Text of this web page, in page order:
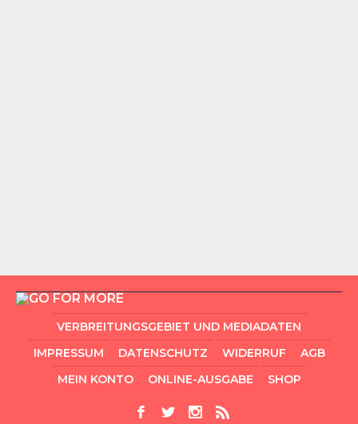
VERBREITUNGSGEBIET UND MEDIADATEN
IMPRESSUM
DATENSCHUTZ WIDERRUF
AGB
MEIN KONTO
ONLINE-AUSGABE SHOP